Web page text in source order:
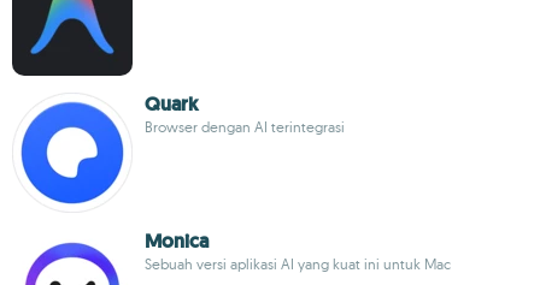
Quark
Browser dengan AI terintegrasi
Monica
Sebuah versi aplikasi AI yang kuat ini untuk Mac